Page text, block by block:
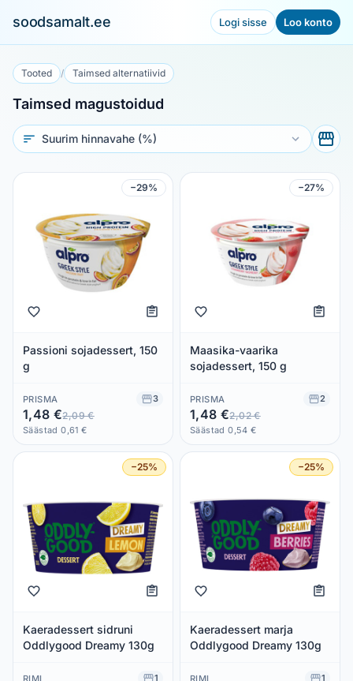
soodsamalt.ee Logi sisse Loo konto
Tooted / Taimsed alternatiivid
Taimsed magustoidud
Sorteeri
−29%
Passioni sojadessert, 150
g
PRISMA 3
1,48 €2,09 €
Säästad 0,61 €
−27%
Maasika-vaarika
sojadessert, 150 g
PRISMA 2
1,48 €2,02 €
Säästad 0,54 €
−25%
Kaeradessert sidruni
Oddlygood Dreamy 130g
RIMI 1
−25%
Kaeradessert marja
Oddlygood Dreamy 130g
RIMI 1